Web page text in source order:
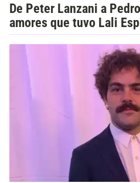
De Peter Lanzani a
amores que tuvo Lali